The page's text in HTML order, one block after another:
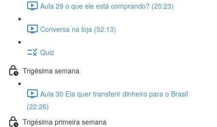
Aula 29 o que ele está comprando? (25:23)
Conversa na loja (52:13)
Quiz
Trigésima semana
Aula 30 Ela quer transferir dinheiro para o Brasil
(22:26)
Trigésima primeira semana